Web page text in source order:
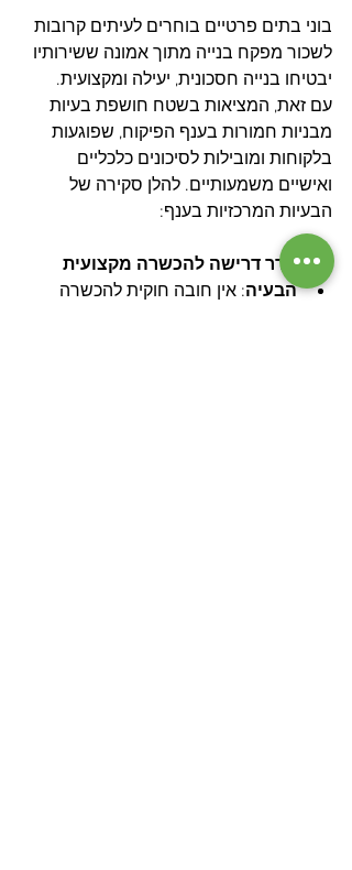
בוני בתים פרטיים בוחרים לעיתים קרובות
לשכור מפקח בנייה מתוך אמונה ששירותיו
יבטיחו בנייה חסכונית, יעילה ומקצועית.
עם זאת, המציאות בשטח חושפת בעיות
מבניות חמורות בענף הפיקוח, שפוגעות
בלקוחות ומובילות לסיכונים כלכליים
ואישיים משמעותיים. להלן סקירה של
הבעיות המרכזיות בענף:
הבעיה: אין חובה חוקית להכשרה